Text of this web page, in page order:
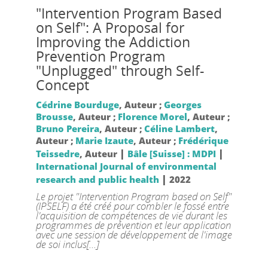
"Intervention Program Based
on Self": A Proposal for
Improving the Addiction
Prevention Program
"Unplugged" through Self-
Concept
Cédrine Bourduge, Auteur ; Georges
Brousse, Auteur ; Florence Morel, Auteur ;
Bruno Pereira, Auteur ; Céline Lambert,
Auteur ; Marie Izaute, Auteur ; Frédérique
Teissedre, Auteur | Bâle [Suisse] : MDPI |
International Journal of environmental
research and public health | 2022
Le projet "Intervention Program based on Self"
(IPSELF) a été créé pour combler le fossé entre
l'acquisition de compétences de vie durant les
programmes de prévention et leur application
avec une session de développement de l'image
de soi inclus[...]